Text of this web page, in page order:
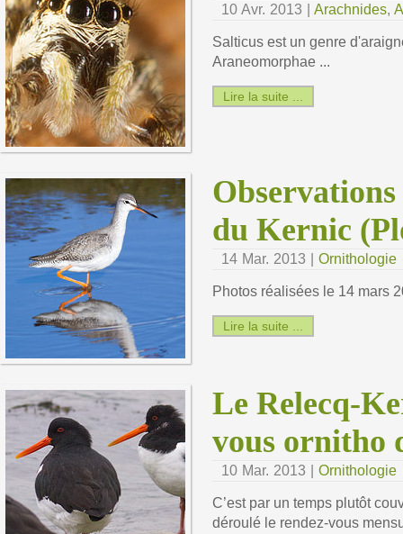
10 Avr. 2013 | Arachnides,
Salticus est un genre
Araneomorphae ...
Lire la suite ...
du Kernic
14 Mar. 2013 | Ornithologie
Photos réalisées le 14 mars
Lire la suite ...
Le Relecq-
vous ornitho
10 Mar. 2013 | Ornithologie
C’est par un temps plutôt
déroulé le rendez-vous